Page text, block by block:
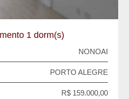
1 dorm(s)
NONOAI
PORTO ALEGRE
R$ 159.000,00